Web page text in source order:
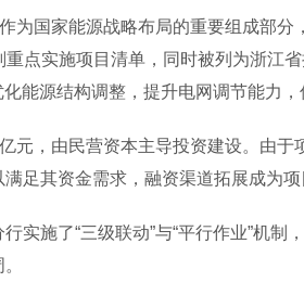
国家能源战略布局的重要组成部分
点实施项目清单，同时被列为浙江
能源结构调整，提升电网调节能力，
，由民营资本主导投资建设。由于
足其资金需求，融资渠道拓展成为项
施了“三级联动”与“平行作业”机制